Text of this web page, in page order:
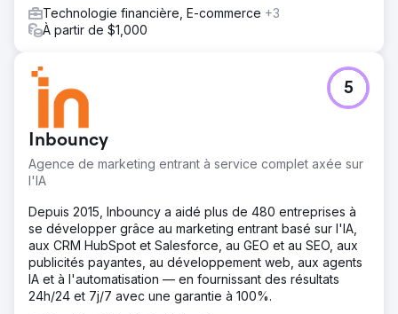
Technologie financière, E-commerce +3
À partir de $1,000
Inbouncy
Agence de marketing entrant à service complet axée sur
l'IA
5
Depuis 2015, Inbouncy a aidé plus de 480 entreprises à
se développer grâce au marketing entrant basé sur l'IA,
aux CRM HubSpot et Salesforce, au GEO et au SEO, aux
publicités payantes, au développement web, aux agents
IA et à l'automatisation — en fournissant des résultats
24h/24 et 7j/7 avec une garantie à 100%.